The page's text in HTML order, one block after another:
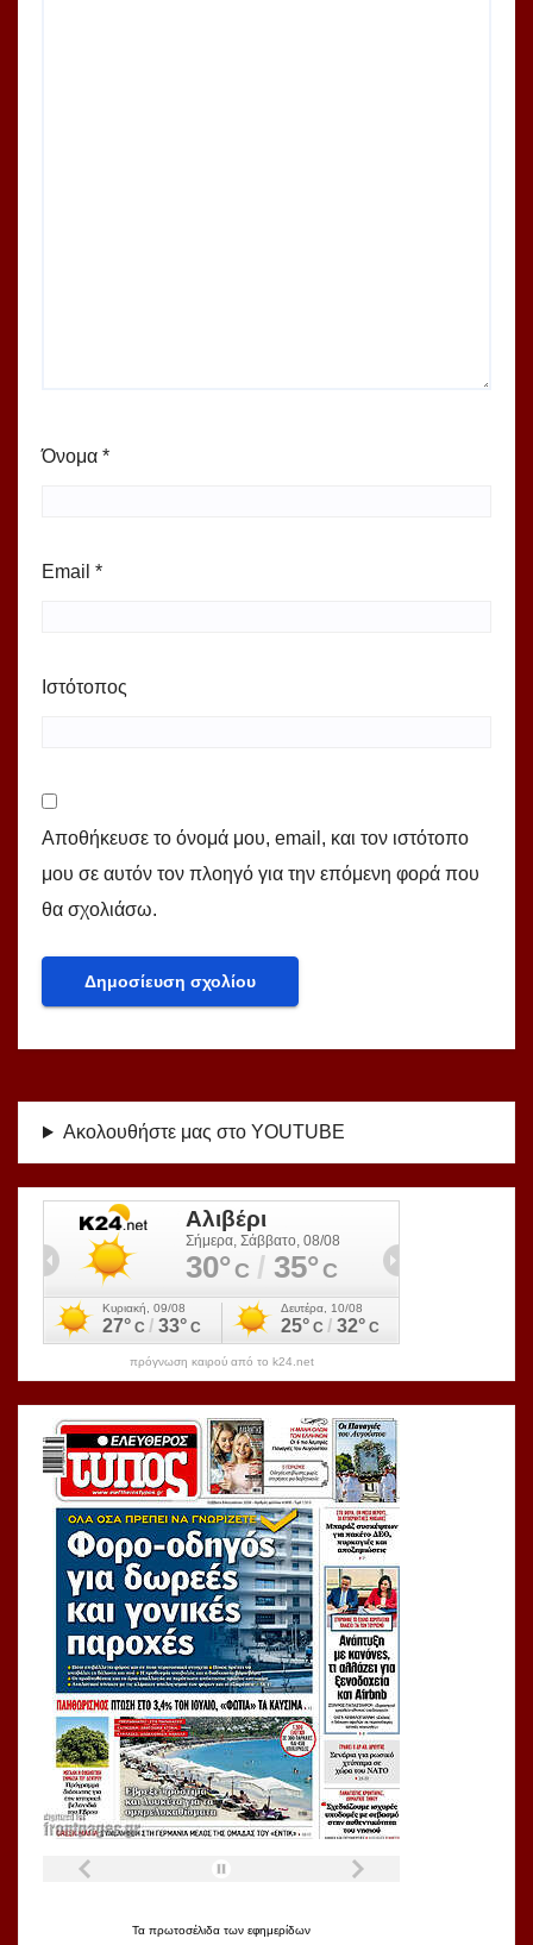
Όνομα *
Email *
Ιστότοπος
Αποθήκευσε το όνομά μου, email, και τον ιστότοπο
μου σε αυτόν τον πλοηγό για την επόμενη φορά που
θα σχολιάσω.
Ακολουθήστε μας στο YOUTUBE
πρόγνωση καιρού από το k24.net
Τα πρωτοσέλιδα των εφημερίδων